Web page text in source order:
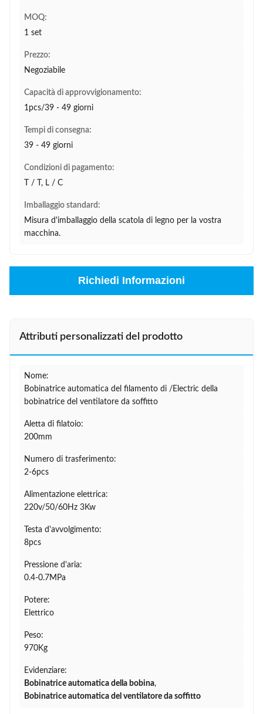
MOQ:
1 set
Prezzo:
Negoziabile
Capacità di approvvigionamento:
1pcs/39 - 49 giorni
Tempi di consegna:
39 - 49 giorni
Condizioni di pagamento:
T / T, L / C
Imballaggio standard:
Misura d'imballaggio della scatola di legno per la vostra
macchina.
Richiedi Informazioni
Attributi personalizzati del prodotto
Nome:
Bobinatrice automatica del filamento di /Electric della
bobinatrice del ventilatore da soffitto
Aletta di filatoio:
200mm
Numero di trasferimento:
2-6pcs
Alimentazione elettrica:
220v/50/60Hz 3Kw
Testa d'avvolgimento:
8pcs
Pressione d'aria:
0.4-0.7MPa
Potere:
Elettrico
Peso:
970Kg
Evidenziare:
Bobinatrice automatica della bobina,
Bobinatrice automatica del ventilatore da soffitto